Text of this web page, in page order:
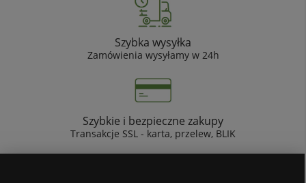
Szybka wysyłka
Zamówienia wysyłamy w 24h
Szybkie i bezpieczne zakupy
Transakcje SSL - karta, przelew, BLIK